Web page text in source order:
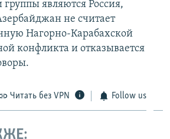
группы являются Россия,
не считает
Нагорно-Карабахской
конфликта и отказывается
Читать без VPN Follow us